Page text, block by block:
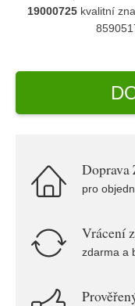
19000725kvalitní
pro
Vrácení
zdarma a